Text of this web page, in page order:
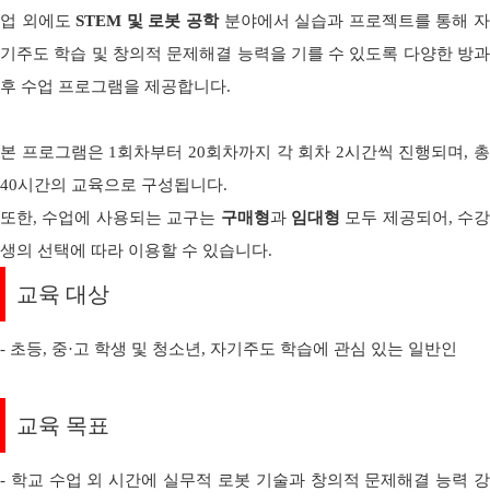
업 외에도STEM 및 로봇 공학분야에서 실습과 프로젝트를 통해 자
기주도 학습 및 창의적 문제해결 능력을 기를 수 있도록 다양한 방과
후 수업 프로그램을 제공합니다.
본 프로그램은 1회차부터 20회차까지 각 회차 2시간씩 진행되며, 총
40시간의 교육으로 구성됩니다.
또한, 수업에 사용되는 교구는 구매형과 임대형 모두 제공되어, 수강
생의 선택에 따라 이용할 수 있습니다.
교육 대상
- 초등, 중·고 학생 및 청소년, 자기주도 학습에 관심 있는 일반인
교육 목표
- 학교 수업 외 시간에 실무적 로봇 기술과 창의적 문제해결 능력 강